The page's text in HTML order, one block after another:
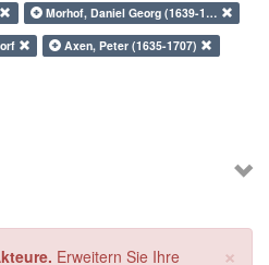
Morhof, Daniel Georg (1639-1…
Axen, Peter (1635-1707)
×
Erweitern Sie Ihre